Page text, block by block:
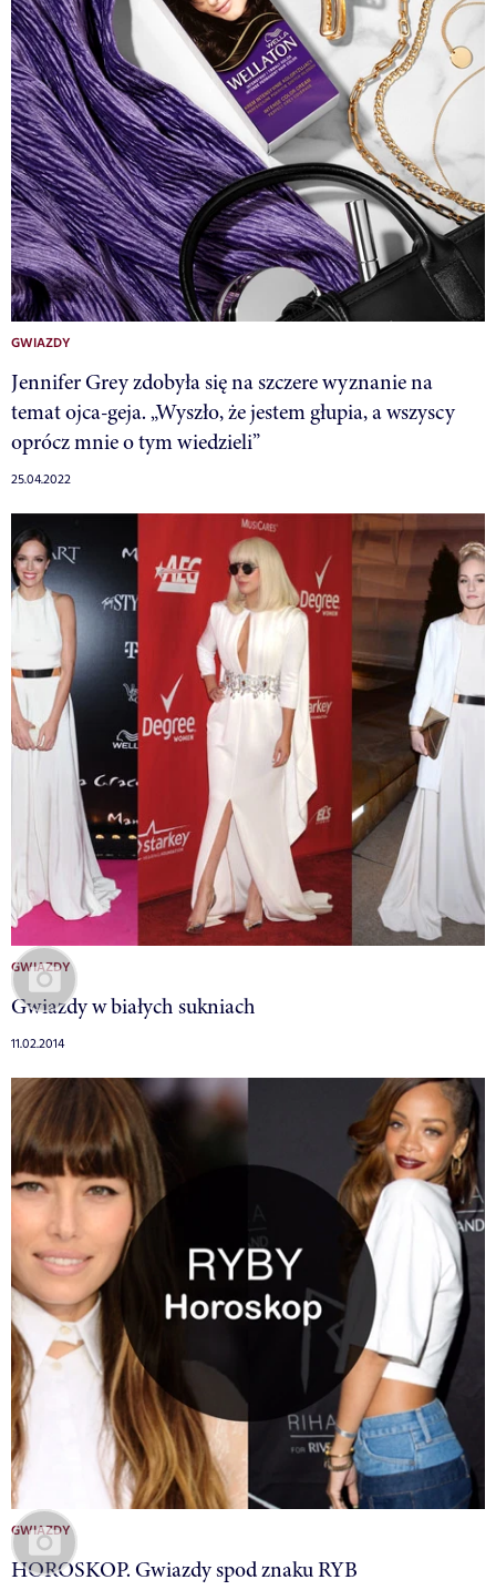
GWIAZDY
Jennifer Grey zdobyła się na szczere wyznanie na
temat ojca-geja. „Wyszło, że jestem głupia, a wszyscy
oprócz mnie o tym wiedzieli”
25.04.2022
GWIAZDY
Gwiazdy w białych sukniach
11.02.2014
GWIAZDY
HOROSKOP. Gwiazdy spod znaku RYB